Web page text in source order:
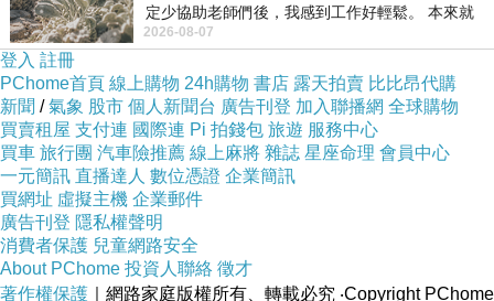
定少協助老師們後，我感到工作好輕鬆。 本來就
不是我的工作啊。 真
2026-08-07
登入 註冊
PChome首頁 線上購物 24h購物 書店 露天拍賣 比比昂代購
新聞 /氣象 股市 個人新聞台 廣告刊登 加入聯播網 全球購物
買賣租屋 支付連 國際連 Pi 拍錢包 旅遊 服務中心
買車 旅行團 汽車險推薦 線上麻將 雜誌 星座命理 會員中心
一元簡訊 直播達人 數位憑證 企業簡訊
買網址 虛擬主機 企業郵件
廣告刊登 隱私權聲明
消費者保護 兒童網路安全
About PChome 投資人聯絡 徵才
著作權保護 ｜網路家庭版權所有、轉載必究 ‧Copyright PChome